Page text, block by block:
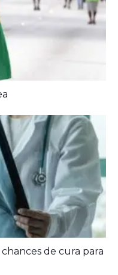
de cura para